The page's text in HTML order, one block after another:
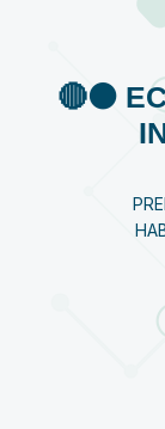
🔴⚫️